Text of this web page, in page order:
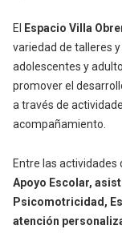
El Espacio Villa
variedad de talleres
adolescentes y
promover el
a través de
acompañamiento.
Entre las actividades
Apoyo Escolar,
Psicomotricidad,
atención